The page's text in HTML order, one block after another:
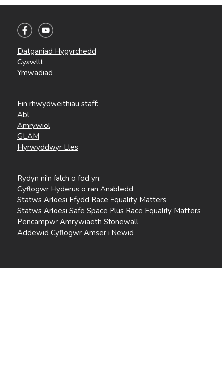
Datganiad Hygyrchedd
Cyswllt
Ymwadiad
Ein rhwydweithiau staff:
Abl
Amrywiol
GLAM
Hyrwyddwyr Lles
Rydyn ni'n falch o fod yn:
Cyflogwr Hyderus o ran Anabledd
Statws Arloesi Efydd Race Equality Matters
Statws Arloesi Safe Space Plus Race Equality Matters
Pencampwr Amrywiaeth Stonewall
Addewid Cyflogwr Amser i Newid